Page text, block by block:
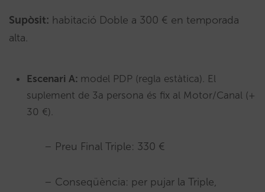
Supòsit: habitació Doble a 300 € en temporada
alta.
Escenari A: model PDP (regla estàtica). El
suplement de 3a persona és fix al Motor/Canal (+
30 €).
– Preu Final Triple: 330 €
– Conseqüència: per pujar la Triple,